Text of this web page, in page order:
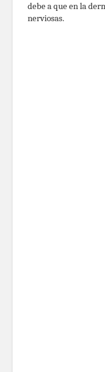
debe a que en la
nerviosas.